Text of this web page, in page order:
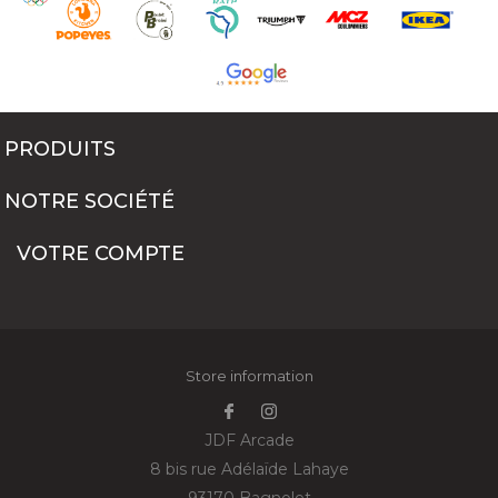
PRODUITS
NOTRE SOCIÉTÉ
VOTRE COMPTE
Store information
JDF Arcade
8 bis rue Adélaïde Lahaye